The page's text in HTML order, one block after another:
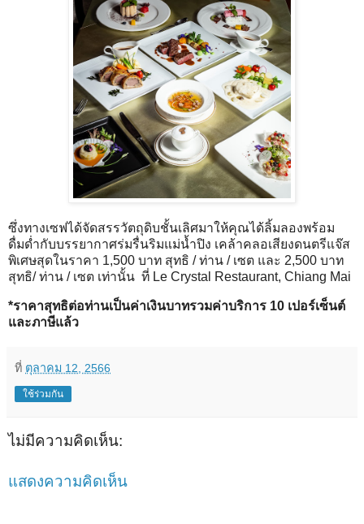
ซึ่งทางเซฟได้จัดสรรวัตถุดิบชั้นเลิศมาให้คุณได้ลิ้มลองพร้อม
ดื่มด่ำกับบรรยากาศร่มรื่นริมแม่น้ำปิง เคล้าคลอเสียงดนตรีแจ๊ส
พิเศษสุดในราคา 1,500 บาท สุทธิ / ท่าน / เซต และ 2,500 บาท
สุทธิ/ ท่าน / เซต เท่านั้น ที่ Le Crystal Restaurant, Chiang Mai
*ราคาสุทธิต่อท่านเป็นค่าเงินบาทรวมค่าบริการ 10 เปอร์เซ็นต์
และภาษีแล้ว
ที่ ตุลาคม 12, 2566
ใช้ร่วมกัน
ไม่มีความคิดเห็น:
แสดงความคิดเห็น